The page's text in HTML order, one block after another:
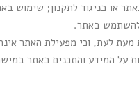
או בניגוד לתקנון; שימוש
להשתמש באתר.
מעת לעת, וכי מפעילת האתר
על המידע והתכנים באתר